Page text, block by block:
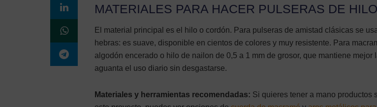
MATERIALES PARA HACER PULSERAS DE
El material principal es el hilo o cordón. Para pulseras de amistad clásicas se
hebras: es suave, disponible en cientos de colores y muy resistente. Para
algodón encerado o hilo de nailon de 0,5 a 1 mm de grosor, que mantiene mejor
aguanta el uso diario sin desgastarse.
Materiales y herramientas recomendadas: Si quieres tener a mano productos